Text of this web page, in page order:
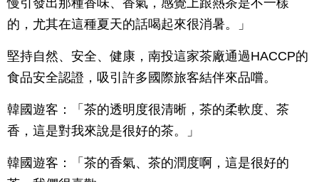
慢引發出那種香味、香氣，感覺上跟熱茶是不一樣
的，尤其在這種夏天的話喝起來很消暑。」
堅持自然、安全、健康，南投這家茶廠通過HACCP的
食品安全認證，吸引許多國際旅客結伴來品嚐。
韓國遊客：「茶的透明度很清晰，茶的柔軟度、茶
香，這是對我來說是很好的茶。」
韓國遊客：「茶的香氣、茶的潤度啊，這是很好的